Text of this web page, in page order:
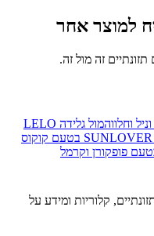
למוצר אחר
זה מול זה.
מול
גלידה LELO
גלידת מגנום פיינט SUNLOVER בטעם קוקוס
קלוריות ומידע על